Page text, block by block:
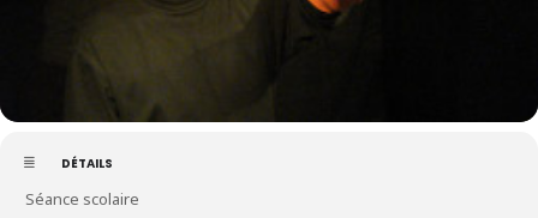
DÉTAILS
Séance scolaire